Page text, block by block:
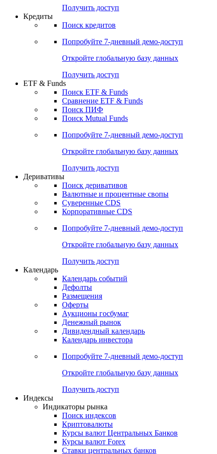
Попробуйте7-дневный
Откройте глобальную базу данных
Получить доступ
Поиск кредитов
Попробуйте7-дневный
Откройте глобальную базу данных
Получить доступ
ETF & Funds
Сравнение ETF & Funds
Поиск Mutual Funds
Попробуйте7-дневный
Откройте глобальную базу данных
Получить доступ
Деривативы
Валютные и процентные свопы
Корпоративные CDS
Попробуйте7-дневный
Откройте глобальную базу данных
Получить доступ
Календарь
Календарь событий
Дефолты
Размещения
Оферты
Денежный рынок
Календарь инвестора
Попробуйте7-дневный
Откройте глобальную базу данных
Получить доступ
Индикаторы рынка
Поиск индексов